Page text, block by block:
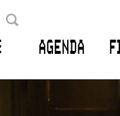
AGENDA
Winkelmandje
JE BEZOEK
&